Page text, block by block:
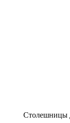
Столешницы